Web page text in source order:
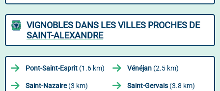
VIGNOBLES DANS LES VILLES PROCHES DE
SAINT-ALEXANDRE
Pont-Saint-Esprit (1.6 km) Vénéjan (2.5 km)
Saint-Nazaire(3 km) Saint-Gervais (3.8 km)